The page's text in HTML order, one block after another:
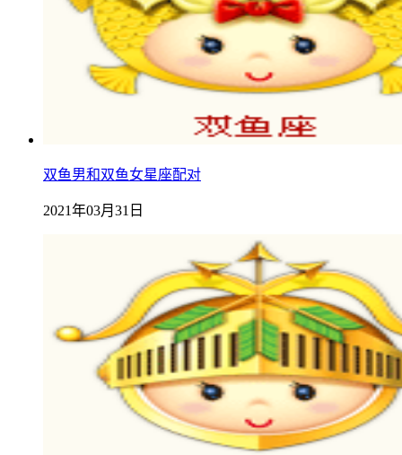
双鱼男和双鱼女星座配对
2021年03月31日